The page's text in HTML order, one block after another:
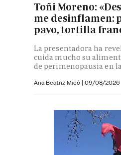
Toñi Moreno:
me desinflamen:
pavo, tortilla
La presentadora ha
cuida mucho su
de perimenopausia en
Ana Beatriz Micó | 09/08/2026